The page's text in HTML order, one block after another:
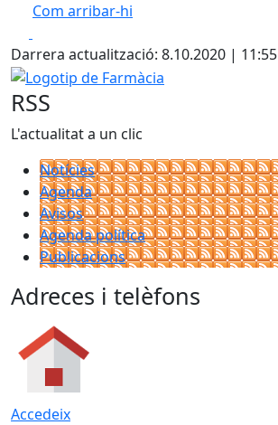
Com arribar-hi
+
−
Darrera actualització: 8.10.2020 | 11:55
Logotip de Farmàcia
RSS
L'actualitat a un clic
Notícies
Agenda
Avisos
Agenda política
Publicacions
Adreces i telèfons
Accedeix